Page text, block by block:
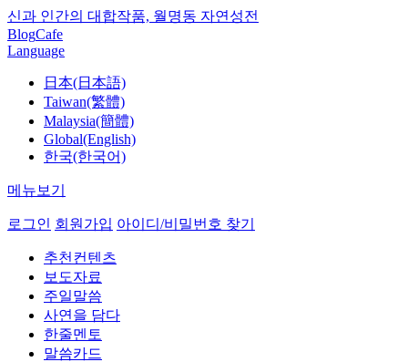
신과 인간의 대합작품, 월명동 자연성전
BlogCafe
Language
日本(日本語)
Taiwan(繁體)
Malaysia(簡體)
Global(English)
한국(한국어)
메뉴보기
로그인 회원가입 아이디/비밀번호 찾기
추천컨텐츠
보도자료
주일말씀
사연을 담다
한줄멘토
말씀카드